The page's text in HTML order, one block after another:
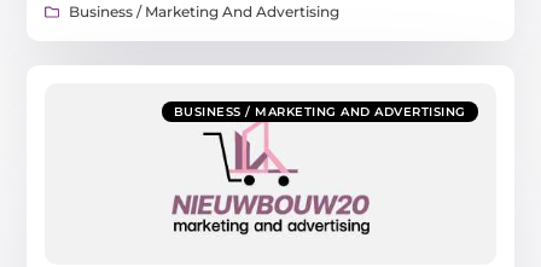
Business / Marketing And Advertising
BUSINESS / MARKETING AND ADVERTISING